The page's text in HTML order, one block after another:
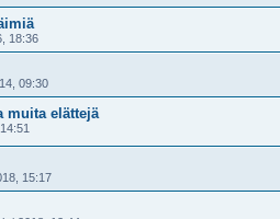
18:36
09:30
muita elättejä
15:17